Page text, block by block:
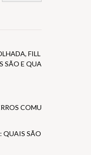
FILL
SÃO E QUA
COMU
QUAIS SÃO